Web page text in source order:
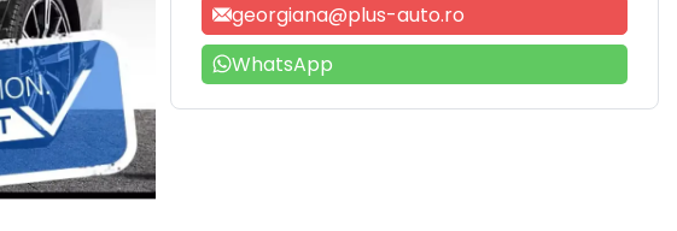
georgiana@plus-auto.ro
WhatsApp